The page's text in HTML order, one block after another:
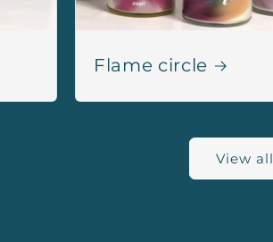
Flame circle
View all